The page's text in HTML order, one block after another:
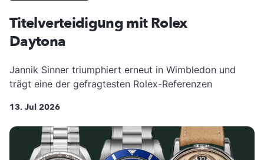
Titelverteidigung mit Rolex
Daytona
Jannik Sinner triumphiert erneut in Wimbledon und
trägt eine der gefragtesten Rolex-Referenzen
13. Jul 2026